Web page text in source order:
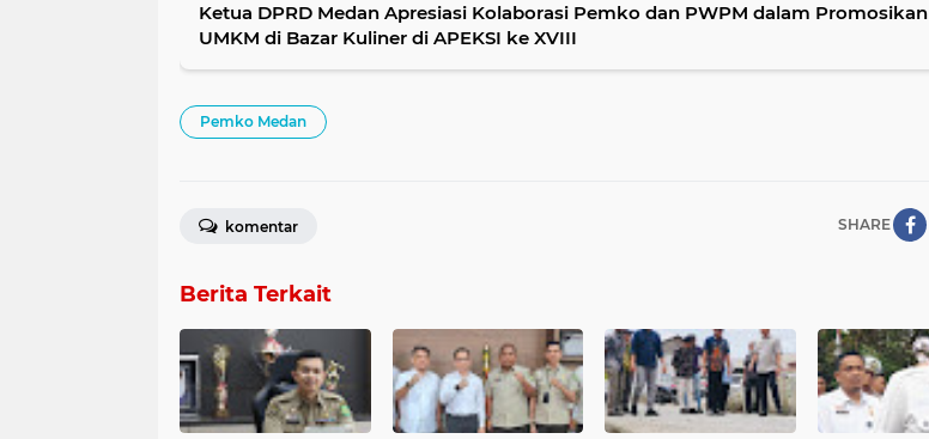
Ketua DPRD Medan Apresiasi Kolaborasi Pemko dan PWPM dalam Promosikan
UMKM di Bazar Kuliner di APEKSI ke XVIII
Pemko Medan
SHARE
komentar
Berita Terkait